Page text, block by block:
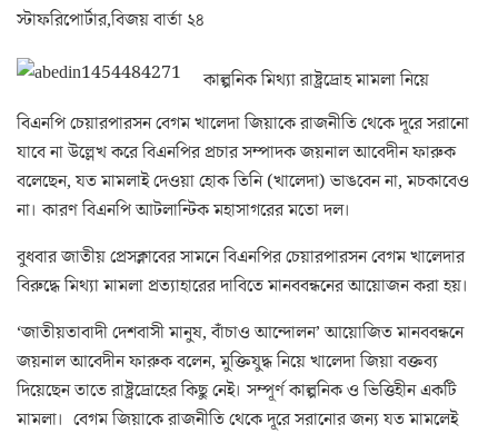
স্টাফরিপোর্টার,বিজয় বার্তা ২৪
কাল্পনিক মিথ্যা রাষ্ট্রদ্রোহ মামলা নিয়ে
বিএনপি চেয়ারপারসন বেগম খালেদা জিয়াকে রাজনীতি থেকে দূরে সরানো
যাবে না উল্লেখ করে বিএনপির প্রচার সম্পাদক জয়নাল আবেদীন ফারুক
বলেছেন, যত মামলাই দেওয়া হোক তিনি (খালেদা) ভাঙবেন না, মচকাবেও
না। কারণ বিএনপি আটলান্টিক মহাসাগরের মতো দল।
বুধবার জাতীয় প্রেসক্লাবের সামনে বিএনপির চেয়ারপারসন বেগম খালেদার
বিরুদ্ধে মিথ্যা মামলা প্রত্যাহারের দাবিতে মানববন্ধনের আয়োজন করা হয়।
‘জাতীয়তাবাদী দেশবাসী মানুষ, বাঁচাও আন্দোলন’ আয়োজিত মানববন্ধনে
জয়নাল আবেদীন ফারুক বলেন, মুক্তিযুদ্ধ নিয়ে খালেদা জিয়া বক্তব্য
দিয়েছেন তাতে রাষ্ট্রদ্রোহের কিছু নেই। সম্পূর্ণ কাল্পনিক ও ভিত্তিহীন একটি
মামলা। বেগম জিয়াকে রাজনীতি থেকে দূরে সরানোর জন্য যত মামলেই